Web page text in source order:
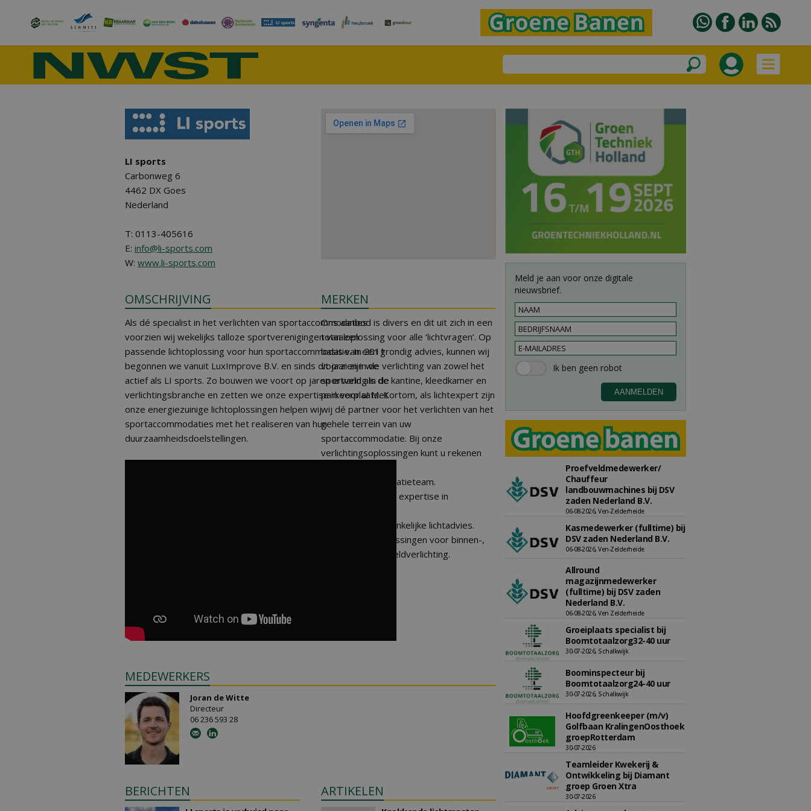
LI sports
Carbonweg 6
4462 DX Goes
Nederland
T: 0113-405616
E: info@li-sports.com
W: www.li-sports.com
OMSCHRIJVING
Als dé specialist in het verlichten van sportaccommodaties
voorzien wij wekelijks talloze sportverenigingen van een
passende lichtoplossing voor hun sportaccommodatie. In 2011
begonnen we vanuit LuxImprove B.V. en sinds dit jaar zijn we
actief als LI sports. Zo bouwen we voort op jaren ervaring in de
verlichtingsbranche en zetten we onze expertise in voor u! Met
onze energiezuinige lichtoplossingen helpen wij
sportaccommodaties met het realiseren van hun
duurzaamheidsdoelstellingen.
MERKEN
Ons aanbod is divers en dit uit zich in een
totaaloplossing voor alle ‘lichtvragen’. Op
basis van een grondig advies, kunnen wij
voorzien in de verlichting van zowel het
sportveld als de kantine, kleedkamer en
parkeerplaats. Kortom, als lichtexpert zijn
wij dé partner voor het verlichten van het
gehele terrein van uw
sportaccommodatie. Bij onze
verlichtingsoplossingen kunt u rekenen
– Ons eigen installatieteam.
– Onze jarenlange expertise in
– Ons merkonafhankelijke lichtadvies.
– Onze totaaloplossingen voor binnen-,
buiten- en sportveldverlichting.
MEDEWERKERS
Joran de Witte
Directeur
06 236 593 28
BERICHTEN ARTIKELEN
Meld je aan voor onze digitale
nieuwsbrief.
Proefveldmedewerker/
Chauffeur
landbouwmachines bij DSV
zaden Nederland B.V.
06-08-2026, Ven-Zelderheide
Kasmedewerker (fulltime) bij
DSV zaden Nederland B.V.
06-08-2026, Ven-Zelderheide
Allround
magazijnmedewerker
(fulltime) bij DSV zaden
Nederland B.V.
06-08-2026, Ven Zelderheide
Groeiplaats specialist bij
Boomtotaalzorg32-40 uur
30-07-2026, Schalkwijk
Boominspecteur bij
Boomtotaalzorg24-40 uur
30-07-2026, Schalkwijk
Hoofdgreenkeeper (m/v)
Golfbaan KralingenOosthoek
groepRotterdam
30-07-2026
Teamleider Kwekerij &
Ontwikkeling bij Diamant
groep Groen Xtra
30-07-2026